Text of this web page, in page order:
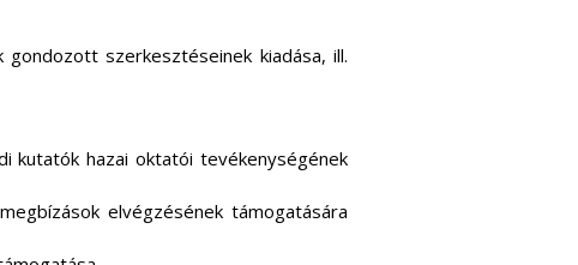
szerkesztéseinek kiadása, ill.
kutatók hazai oktatói tevékenységének
elvégzésének támogatására